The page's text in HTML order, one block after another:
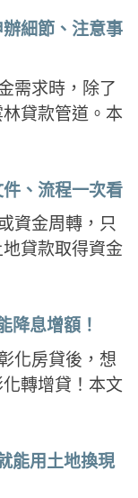
細節、注意事
需求時，除了
貸款管道。本
、流程一次看
資金周轉，只
貸款取得資金
降息增額！
化房貸後，想
轉增貸！本文
能用土地換現